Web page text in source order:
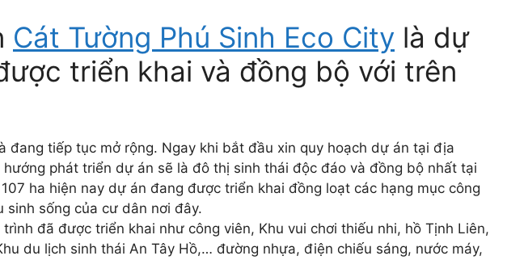
Cát Tường Phú Sinh Eco City là dự
triển khai và đồng bộ với trên
đang tiếp tục mở rộng. Ngay khi bắt đầu xin quy hoạch dự án tại địa
phát triển dự án sẽ là đô thị sinh thái độc đáo và đồng bộ nhất tại
ha hiện nay dự án đang được triển khai đồng loạt các hạng mục công
sinh sống của cư dân nơi đây.
đã được triển khai như công viên, Khu vui chơi thiếu nhi, hồ Tịnh Liên,
du lịch sinh thái An Tây Hồ,… đường nhựa, điện chiếu sáng, nước máy,